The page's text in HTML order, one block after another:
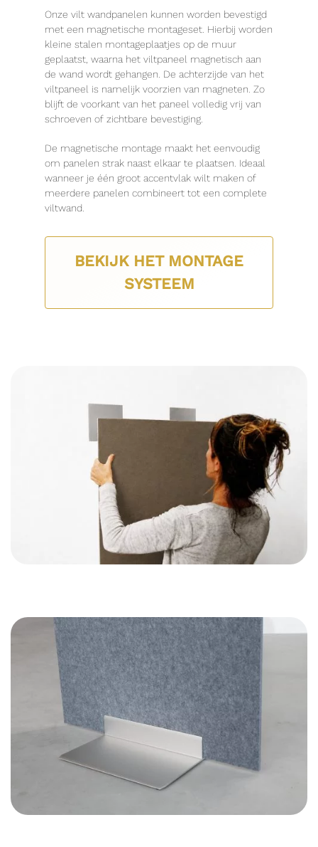
Onze vilt wandpanelen kunnen worden bevestigd
met een magnetische montageset. Hierbij worden
kleine stalen montageplaatjes op de muur
geplaatst, waarna het viltpaneel magnetisch aan
de wand wordt gehangen. De achterzijde van het
viltpaneel is namelijk voorzien van magneten. Zo
blijft de voorkant van het paneel volledig vrij van
schroeven of zichtbare bevestiging.
De magnetische montage maakt het eenvoudig
om panelen strak naast elkaar te plaatsen. Ideaal
wanneer je één groot accentvlak wilt maken of
meerdere panelen combineert tot een complete
viltwand.
BEKIJK HET MONTAGE
SYSTEEM